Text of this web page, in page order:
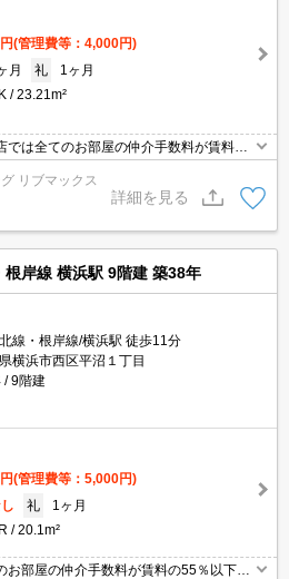
(管理費等：4,000円)
月 礼
1ヶ月
23.21m²
では全てのお部屋の仲介手数料が賃料の
)-☆ ペット飼育可能物件★
リブマックス
詳細を見る
根岸線 横浜駅 9階建 築38年
線・根岸線/横浜駅 徒歩11分
横浜市西区平沼１丁目
9階建
(管理費等：5,000円)
礼
1ヶ月
20.1m²
お部屋の仲介手数料が賃料の55％以下に